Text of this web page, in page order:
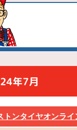
年7月
トンタイヤオンライ